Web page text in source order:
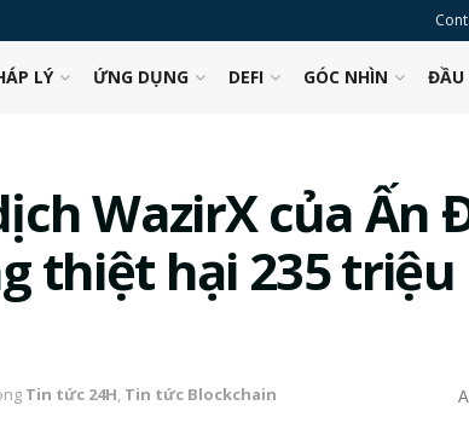
LÝ ỨNG DỤNG DEFI GÓC NHÌN
WazirX của Ấn
thiệt hại 235 triệu
Tin tức 24H, Tin tức Blockchain A